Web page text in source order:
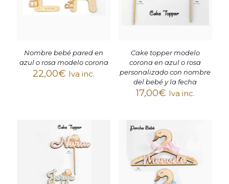
Nombre bebé pared en
azul o rosa modelo corona
22,00€ Iva inc.
Cake topper modelo
corona en azul o rosa
personalizado con nombre
del bebé y la fecha
17,00€ Iva inc.